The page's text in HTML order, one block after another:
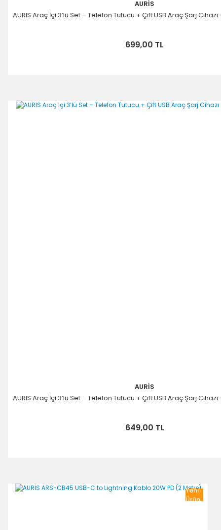
AURİS
AURIS Araç İçi 3’lü Set – Telefon Tutucu + Çift USB Araç Şarj
699,00 TL
AURİS
AURIS Araç İçi 3’lü Set – Telefon Tutucu + Çift USB Araç Şarj
649,00 TL
Yeni
Ürün